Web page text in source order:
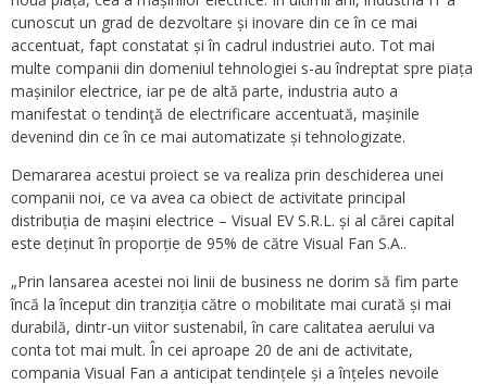
cunoscut un grad de dezvoltare și inovare din ce în ce mai
accentuat, fapt constatat și în cadrul industriei auto. Tot mai
multe companii din domeniul tehnologiei s-au îndreptat spre piața
mașinilor electrice, iar pe de altă parte, industria auto a
manifestat o tendinţă de electrificare accentuată, mașinile
devenind din ce în ce mai automatizate și tehnologizate.
Demararea acestui proiect se va realiza prin deschiderea unei
companii noi, ce va avea ca obiect de activitate principal
distribuția de mașini electrice – Visual EV S.R.L. și al cărei capital
este deținut în proporție de 95% de către Visual Fan S.A..
„Prin lansarea acestei noi linii de business ne dorim să fim parte
încă la început din tranziția către o mobilitate mai curată și mai
durabilă, dintr-un viitor sustenabil, în care calitatea aerului va
conta tot mai mult. În cei aproape 20 de ani de activitate,
compania Visual Fan a anticipat tendințele și a înțeles nevoile